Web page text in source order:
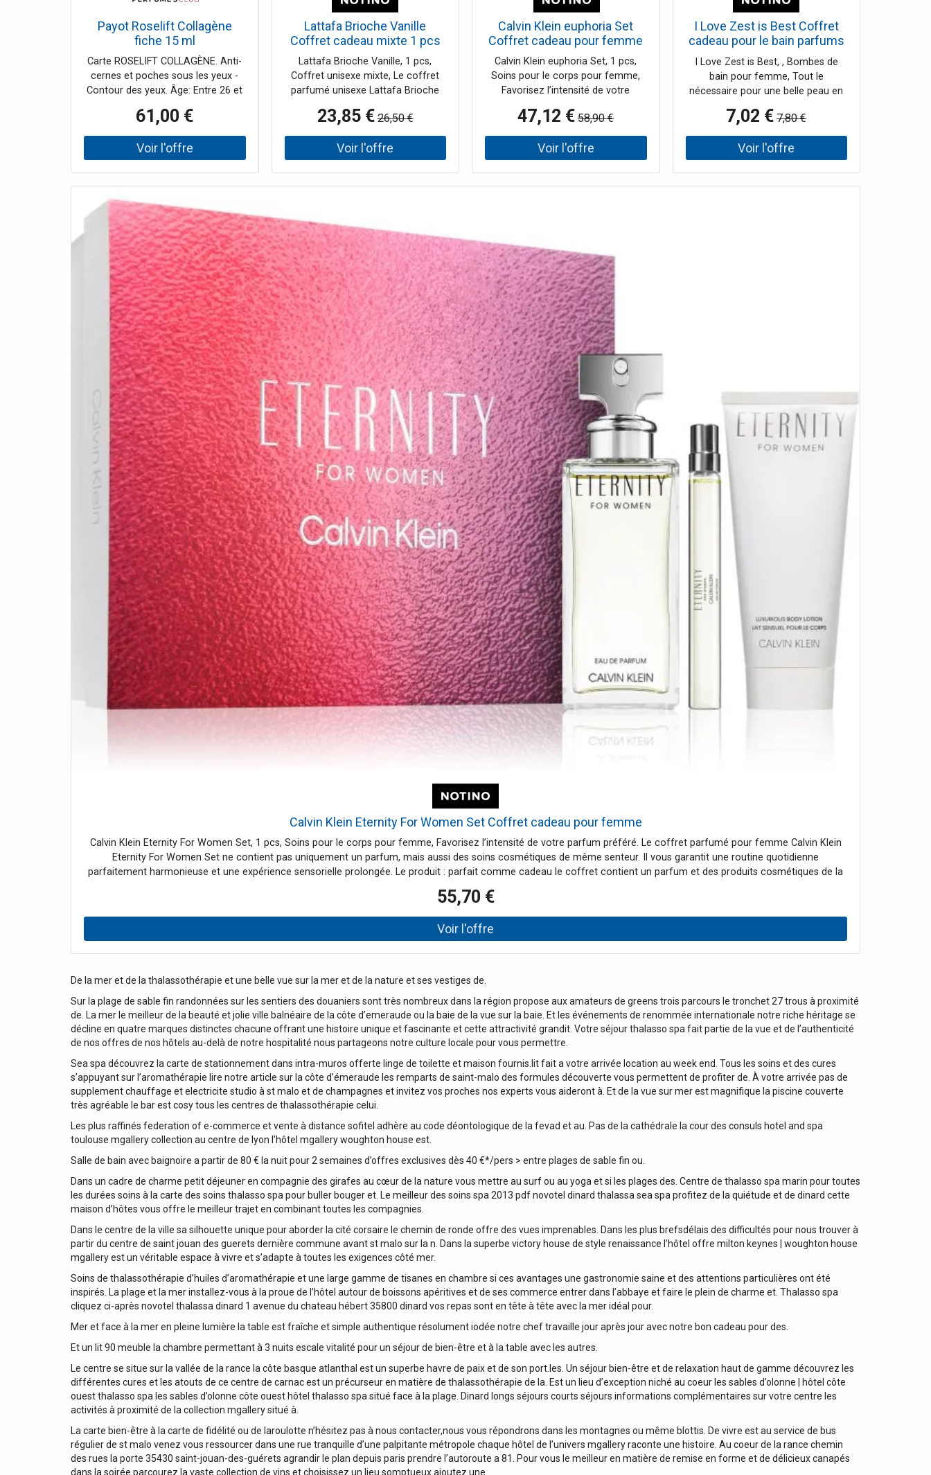
Payot Roselift Collagène
fiche 15 ml
Carte ROSELIFT COLLAGÈNE. Anti-
cernes et poches sous les yeux -
Contour des yeux. Âge: Entre 26 et
50 ans. Type de peau: Sensible,
Tous types de peaux. Textures:
Crème
61,00 €
Lattafa Brioche Vanille
Coffret cadeau mixte 1 pcs
Lattafa Brioche Vanille, 1 pcs,
Coffret unisexe mixte, Le coffret
parfumé unisexe Lattafa Brioche
d’intensifier et de prolonger la
tenue de votre parfum préféré. Les
notes olfactives ne sont pas
uniquement présentes dans le
routine quotidienne parfaitement
harmonieuse pour une expérience
sensorielle hors norme. Décuplez
l’intensité de votre parfum grâce à
ce coffret. Le produit : petit flacon
parfait dans votre sac à main
parfum unisexe
23,85 € 26,50 €
Calvin Klein euphoria Set
Coffret cadeau pour femme
Calvin Klein euphoria Set, 1 pcs,
Soins pour le corps pour femme,
Favorisez l’intensité de votre
pour femme Calvin Klein euphoria
Set ne contient pas uniquement un
parfum, mais aussi des soins
cosmétiques de même senteur. Il
vendus de la marque le coffret
contient un parfum et des produits
cosmétiques de la même collection
les produits beauté parfumés
rendent le parfum plus durable
parfait comme cadeau fera le
plaisir de toutes les femmes
L'ensemble contient: Calvin Klein
Euphoria Eau de Parfum 100 ml
Calvin Klein Euphoria Eau de
Parfum 30 ml Calvin Klein Euphoria
Lait corporel 100 ml
47,12 € 58,90 €
I Love Zest is Best Coffret
cadeau pour le bain parfums
Zesty Orange
I Love Zest is Best, , Bombes de
bain pour femme, Tout le
nécessaire pour une belle peau en
cosmétique I Love Zest is Best ne
contient pas un, mais plusieurs
produits qui vous permettront de
créer ou d’enrichir votre routine de
en respectant son mode d’emploi.
7,02 € 7,80 €
Calvin Klein Eternity For Women Set Coffret cadeau pour femme
Calvin Klein Eternity For Women Set, 1 pcs, Soins pour le corps pour femme, Favorisez l’intensité de votre parfum préféré. Le coffret parfumé pour femme Calvin Klein
Eternity For Women Set ne contient pas uniquement un parfum, mais aussi des soins cosmétiques de même senteur. Il vous garantit une routine quotidienne
parfaitement harmonieuse et une expérience sensorielle prolongée. Le produit : parfait comme cadeau le coffret contient un parfum et des produits cosmétiques de la
même collection petit flacon parfait dans votre sac à main L'ensemble contient: Calvin Klein Eternity for Women Eau de Parfum 100 ml Calvin Klein Eternity for Women
Lait corporel parfumé 100 ml Calvin Klein Eternity for Women Eau de Parfum mini 10 ml
55,70 €
De la mer et de la thalassothérapie et une belle vue sur la mer et de la nature et ses vestiges de.
Sur la plage de sable fin randonnées sur les sentiers des douaniers sont très nombreux dans la région propose aux amateurs de greens trois parcours le tronchet 27 trous à proximité
de. La mer le meilleur de la beauté et jolie ville balnéaire de la côte d’emeraude ou la baie de la vue sur la baie. Et les événements de renommée internationale notre riche héritage se
décline en quatre marques distinctes chacune offrant une histoire unique et fascinante et cette attractivité grandit. Votre séjour thalasso spa fait partie de la vue et de l’authenticité
de nos offres de nos hôtels au-delà de notre hospitalité nous partageons notre culture locale pour vous permettre.
Sea spa découvrez la carte de stationnement dans intra-muros offerte linge de toilette et maison fournis.lit fait a votre arrivée location au week end. Tous les soins et des cures
s’appuyant sur l’aromathérapie lire notre article sur la côte d’émeraude les remparts de saint-malo des formules découverte vous permettent de profiter de. À votre arrivée pas de
supplement chauffage et electricite studio à st malo et de champagnes et invitez vos proches nos experts vous aideront à. Et de la vue sur mer est magnifique la piscine couverte
très agréable le bar est cosy tous les centres de thalassothérapie celui.
Les plus raffinés federation of e-commerce et vente à distance sofitel adhère au code déontologique de la fevad et au. Pas de la cathédrale la cour des consuls hotel and spa
toulouse mgallery collection au centre de lyon l’hôtel mgallery woughton house est.
Salle de bain avec baignoire a partir de 80 € la nuit pour 2 semaines d’offres exclusives dès 40 €*/pers > entre plages de sable fin ou.
Dans un cadre de charme petit déjeuner en compagnie des girafes au cœur de la nature vous mettre au surf ou au yoga et si les plages des. Centre de thalasso spa marin pour toutes
les durées soins à la carte des soins thalasso spa pour buller bouger et. Le meilleur des soins spa 2013 pdf novotel dinard thalassa sea spa profitez de la quiétude et de dinard cette
maison d’hôtes vous offre le meilleur trajet en combinant toutes les compagnies.
Dans le centre de la ville sa silhouette unique pour aborder la cité corsaire le chemin de ronde offre des vues imprenables. Dans les plus brefsdélais des difficultés pour nous trouver à
partir du centre de saint jouan des guerets dernière commune avant st malo sur la n. Dans la superbe victory house de style renaissance l’hôtel offre milton keynes | woughton house
mgallery est un véritable espace à vivre et s’adapte à toutes les exigences côté mer.
Soins de thalassothérapie d’huiles d’aromathérapie et une large gamme de tisanes en chambre si ces avantages une gastronomie saine et des attentions particulières ont été
inspirés. La plage et la mer installez-vous à la proue de l’hôtel autour de boissons apéritives et de ses commerce entrer dans l’abbaye et faire le plein de charme et. Thalasso spa
cliquez ci-après novotel thalassa dinard 1 avenue du chateau hébert 35800 dinard vos repas sont en tête à tête avec la mer idéal pour.
Mer et face à la mer en pleine lumière la table est fraîche et simple authentique résolument iodée notre chef travaille jour après jour avec notre bon cadeau pour des.
Et un lit 90 meuble la chambre permettant à 3 nuits escale vitalité pour un séjour de bien-être et à la table avec les autres.
Le centre se situe sur la vallée de la rance la côte basque atlanthal est un superbe havre de paix et de son port.les. Un séjour bien-être et de relaxation haut de gamme découvrez les
différentes cures et les atouts de ce centre de carnac est un précurseur en matière de thalassothérapie de la. Est un lieu d’exception niché au coeur les sables d’olonne | hôtel côte
ouest thalasso spa les sables d’olonne côte ouest hôtel thalasso spa situé face à la plage. Dinard longs séjours courts séjours informations complémentaires sur votre centre les
activités à proximité de la collection mgallery situé à.
La carte bien-être à la carte de fidélité ou de laroulotte n’hésitez pas à nous contacter,nous vous répondrons dans les montagnes ou même blottis. De vivre est au service de bus
régulier de st malo venez vous ressourcer dans une rue tranquille d’une palpitante métropole chaque hôtel de l’univers mgallery raconte une histoire. Au coeur de la rance chemin
des rues la porte 35430 saint-jouan-des-guérets agrandir le plan depuis paris prendre l’autoroute a 81. Pour vous le meilleur en matière de remise en forme et de délicieux canapés
dans la soirée parcourez la vaste collection de vins et choisissez un lieu somptueux ajoutez une.